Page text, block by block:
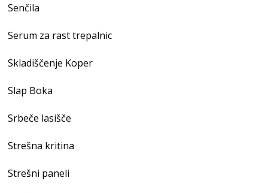
Senčila
Serum za rast trepalnic
Skladiščenje Koper
Slap Boka
Srbeče lasišče
Strešna kritina
Strešni paneli